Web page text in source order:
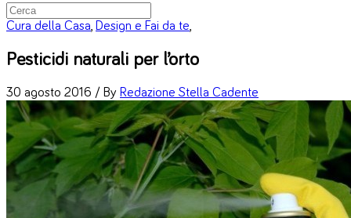
Cura della Casa, Design e Fai da te,
Pesticidi naturali per l’orto
30 agosto 2016 / By Redazione Stella Cadente